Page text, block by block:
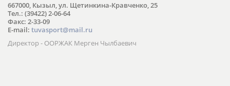
667000, Кызыл, ул. Щетинкина-Кравченко, 25
Тел.: (39422) 2-06-64
Факс: 2-33-09
E-mail: tuvasport@mail.ru
Директор - ООРЖАК Мерген Чылбаевич